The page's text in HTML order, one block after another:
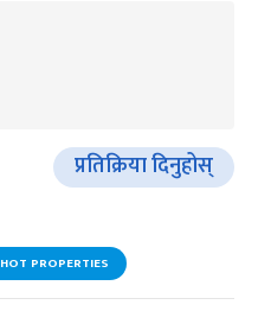
प्रतिक्रिया दिनुहोस्
HOT PROPERTIES